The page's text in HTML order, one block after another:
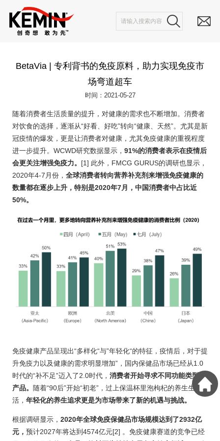
BetaVia | 专利背书的免疫原料，助力实现免疫市
场弯道超车
时间：2021-05-27
随着消费者生活质量的提升，对健康的需求也不断增加。消费者
对饮食的选择，逐渐从“好看、好吃”转向“健康、天然”。尤其是新
冠疫情的爆发，更是让消费者对健康，尤其免疫健康的重视程度
进一步提升。WCWD研究数据显示， 91%的消费者表示在疫情后
会更关注增强免疫力。 [1] 此外，FMCG GURUS的调研也显示，
2020年4-7月份， 全球消费者转向营养补充剂来增强免疫健康的
数量都在逐步上升，特别是2020年7月，中国消费者中占比近
50%。
免疫健康产品呈现出“多样化“与”年轻化“的特征，疫情后，对于提
升免疫力以及健康的需求明显增加”，国内保健品市场已经从1.0
时代的“补不足”迈入了2.0时代， 消费者开始寻求不同功能类型的
产品。 随着“90后”开始“初老”，过上保温杯里泡枸杞的养生生
活， 年轻化的养生追求更是为市场带来了新的机遇与挑战。
根据调研显示， 2020年全球免疫保健品市场规模达到了2932亿
元， 预计2027年将达到4574亿元[2] 。免疫健康赛道的竞争已经